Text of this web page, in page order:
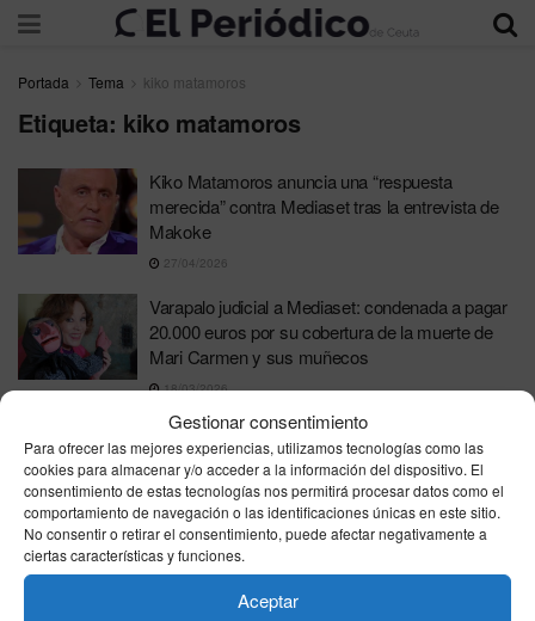
Gestionar consentimiento
Para ofrecer las mejores experiencias, utilizamos tecnologías como las
cookies para almacenar y/o acceder a la información del dispositivo. El
consentimiento de estas tecnologías nos permitirá procesar datos como el
comportamiento de navegación o las identificaciones únicas en este sitio.
No consentir o retirar el consentimiento, puede afectar negativamente a
ciertas características y funciones.
Aceptar
Portada Tema kiko matamoros
Etiqueta: kiko matamoros
Kiko Matamoros anuncia una “respuesta
merecida” contra Mediaset tras la entrevista de
Makoke
27/04/2026
Varapalo judicial a Mediaset: condenada a pagar
20.000 euros por su cobertura de la muerte de
Mari Carmen y sus muñecos
18/03/2026
La Fiscalía solicita cinco años y medio de cárcel
para Kiko Matamoros por ocultar bienes a
Hacienda
13/03/2026
Kiko Matamoros desvela el futuro de Montoya en
televisión: «Tiene un contrato de exclusividad por
cuatro años»